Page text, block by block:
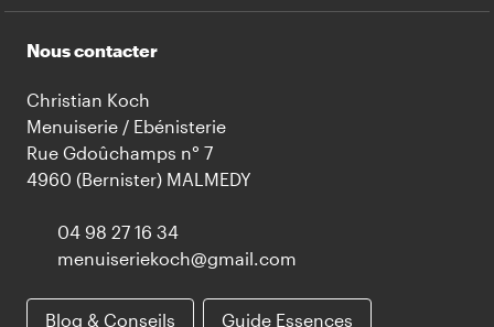
Nous contacter
Christian Koch
Menuiserie / Ebénisterie
Rue Gdoûchamps n° 7
4960 (Bernister) MALMEDY
04 98 27 16 34
menuiseriekoch@gmail.com
Blog & Conseils Guide Essences